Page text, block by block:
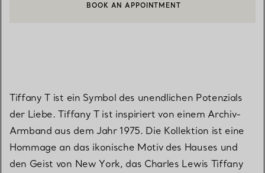
EINEN KUNDENBERATER KONTAKTIEREN ODER EINEN
BOOK AN APPOINTMENT
Tiffany T ist ein Symbol des unendlichen Potenzials
der Liebe. Tiffany T ist inspiriert von einem Archiv-
Armband aus dem Jahr 1975. Die Kollektion ist eine
Hommage an das ikonische Motiv des Hauses und
den Geist von New York, das Charles Lewis Tiffany